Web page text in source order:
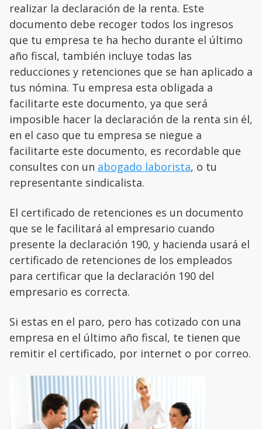
realizar la declaración de la renta. Este
documento debe recoger todos los ingresos
que tu empresa te ha hecho durante el último
año fiscal, también incluye todas las
reducciones y retenciones que se han aplicado a
tus nómina. Tu empresa esta obligada a
facilitarte este documento, ya que será
imposible hacer la declaración de la renta sin él,
en el caso que tu empresa se niegue a
facilitarte este documento, es recordable que
consultes con un abogado laborista, o tu
representante sindicalista.
El certificado de retenciones es un documento
que se le facilitará al empresario cuando
presente la declaración 190, y hacienda usará el
certificado de retenciones de los empleados
para certificar que la declaración 190 del
empresario es correcta.
Si estas en el paro, pero has cotizado con una
empresa en el último año fiscal, te tienen que
remitir el certificado, por internet o por correo.